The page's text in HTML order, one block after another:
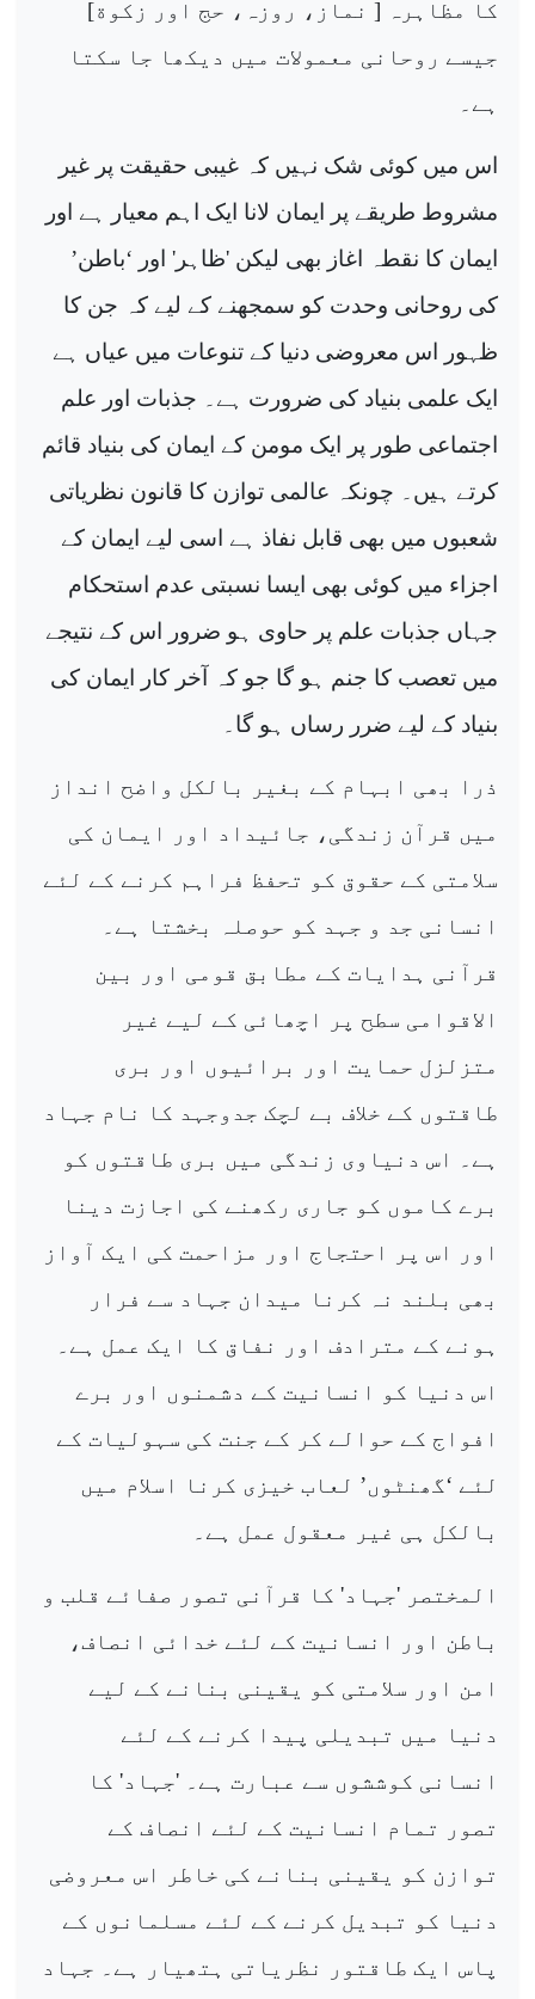
کا مظاہرہ [ نماز، روزہ، حج اور زکوة]
جیسے روحانی معمولات میں دیکھا جا سکتا
ہے۔
اس میں کوئی شک نہیں کہ غیبی حقیقت پر غیر
مشروط طریقے پر ایمان لانا ایک اہم معیار ہے اور
ایمان کا نقطہ اغاز بھی لیکن 'ظاہر' اور ‘باطن’
کی روحانی وحدت کو سمجھنے کے لیے کہ جن کا
ظہور اس معروضی دنیا کے تنوعات میں عیاں ہے
ایک علمی بنیاد کی ضرورت ہے۔ جذبات اور علم
اجتماعی طور پر ایک مومن کے ایمان کی بنیاد قائم
کرتے ہیں۔ چونکہ عالمی توازن کا قانون نظریاتی
شعبوں میں بھی قابل نفاذ ہے اسی لیے ایمان کے
اجزاء میں کوئی بھی ایسا نسبتی عدم استحکام
جہاں جذبات علم پر حاوی ہو ضرور اس کے نتیجے
میں تعصب کا جنم ہو گا جو کہ آخر کار ایمان کی
بنیاد کے لیے ضرر رساں ہو گا۔
ذرا بھی ابہام کے بغیر بالکل واضح انداز
میں قرآن زندگی، جائیداد اور ایمان کی
سلامتی کے حقوق کو تحفظ فراہم کرنے کے لئے
انسانی جد و جہد کو حوصلہ بخشتا ہے۔
قرآنی ہدایات کے مطابق قومی اور بین
الاقوامی سطح پر اچھائی کے لیے غیر
متزلزل حمایت اور برائیوں اور بری
طاقتوں کے خلاف بے لچک جدوجہد کا نام جہاد
ہے۔ اس دنیاوی زندگی میں بری طاقتوں کو
برے کاموں کو جاری رکھنے کی اجازت دینا
اور اس پر احتجاج اور مزاحمت کی ایک آواز
بھی بلند نہ کرنا میدان جہاد سے فرار
ہونے کے مترادف اور نفاق کا ایک عمل ہے۔
اس دنیا کو انسانیت کے دشمنوں اور برے
افواج کے حوالے کر کے جنت کی سہولیات کے
لئے ‘گھنٹوں’ لعاب خیزی کرنا اسلام میں
بالکل ہی غیر معقول عمل ہے۔
المختصر 'جہاد' کا قرآنی تصور صفائے قلب و
باطن اور انسانیت کے لئے خدائی انصاف،
امن اور سلامتی کو یقینی بنانے کے لیے
دنیا میں تبدیلی پیدا کرنے کے لئے
انسانی کوششوں سے عبارت ہے۔ 'جہاد' کا
تصور تمام انسانیت کے لئے انصاف کے
توازن کو یقینی بنانے کی خاطر اس معروضی
دنیا کو تبدیل کرنے کے لئے مسلمانوں کے
پاس ایک طاقتور نظریاتی ہتھیار ہے۔ جہاد